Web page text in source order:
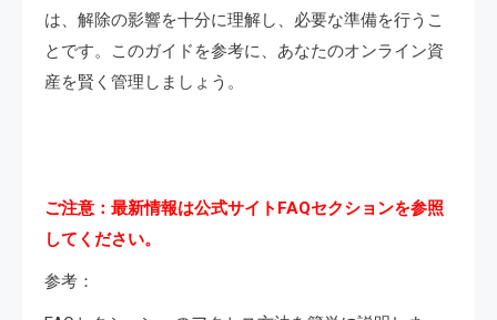
は、解除の影響を十分に理解し、必要な準備を行うこ
とです。このガイドを参考に、あなたのオンライン資
産を賢く管理しましょう。
ご注意：最新情報は公式サイトFAQセクションを参照
してください。
参考：